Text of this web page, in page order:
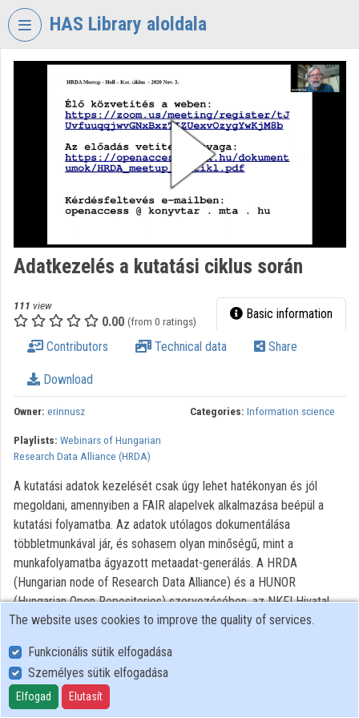
Skip header
HAS Library aloldala
HUNGARIAN
ACADEMY
SCIENCES
Organization home
Categories
Organization playlists
Adatkezelés a kutatási ciklus során
111 view
0.00 (from 0 ratings) Basic information
Contributors Technical data Share
Download
Owner: erinnusz Categories: Information science
Playlists: Webinars of Hungarian
Research Data Alliance (HRDA)
A kutatási adatok kezelését csak úgy lehet hatékonyan és jól
megoldani, amennyiben a FAIR alapelvek alkalmazása beépül a
kutatási folyamatba. Az adatok utólagos dokumentálása
többletmunkával jár, és sohasem olyan minőségű, mint a
munkafolyamatba ágyazott metaadat-generálás. A HRDA
(Hungarian node of Research Data Alliance) és a HUNOR
(Hungarian Open Repositories) szervezésében, az NKFI Hivatal
szakmai támogatásával megvalósult meetup sorozat 2. része a
User Policy
Adatkezelési tájékoztató (en)
Cookie Policy
The website uses cookies to improve the quality of services.
Funkcionális sütik elfogadása
Személyes sütik elfogadása
Elfogad Elutasít